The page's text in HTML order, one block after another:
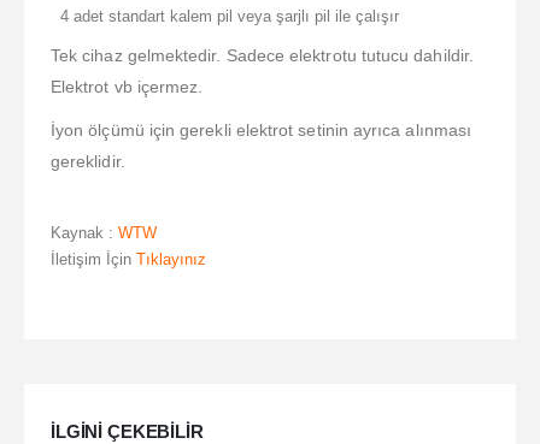
4 adet standart kalem pil veya şarjlı pil ile çalışır
Tek cihaz gelmektedir. Sadece elektrotu tutucu dahildir.
Elektrot vb içermez.
İyon ölçümü için gerekli elektrot setinin ayrıca alınması
gereklidir.
Kaynak : WTW
İletişim İçin Tıklayınız
ILGINI ÇEKEBILIR